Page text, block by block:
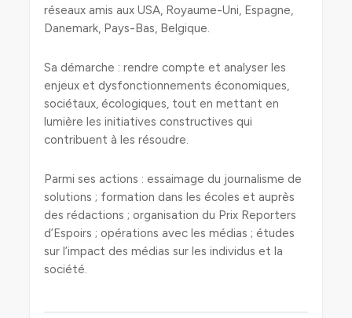
réseaux amis aux USA, Royaume-Uni, Espagne,
Danemark, Pays-Bas, Belgique.
Sa démarche : rendre compte et analyser les
enjeux et dysfonctionnements économiques,
sociétaux, écologiques, tout en mettant en
lumière les initiatives constructives qui
contribuent à les résoudre.
Parmi ses actions : essaimage du journalisme de
solutions ; formation dans les écoles et auprès
des rédactions ; organisation du Prix Reporters
d’Espoirs ; opérations avec les médias ; études
sur l’impact des médias sur les individus et la
société.